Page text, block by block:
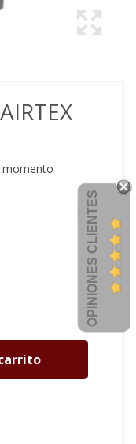
momento
OPINIONES CLIENTES